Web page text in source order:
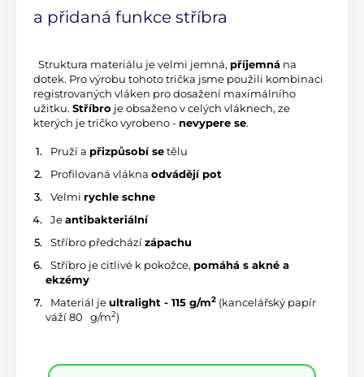
a přidaná funkce stříbra
Struktura materiálu je velmi jemná, příjemná na
dotek. Pro výrobu tohoto trička jsme použili kombinaci
registrovaných vláken pro dosažení maximálního
užitku. Stříbro je obsaženo v celých vláknech, ze
kterých je tričko vyrobeno - nevypere se.
Pruží a přizpůsobí se tělu
Profilovaná vlákna odvádějí pot
Velmi rychle schne
Je antibakteriální
Stříbro předchází zápachu
Stříbro je citlivé k pokožce, pomáhá s akné a
ekzémy
Materiál je ultralight - 115 g/m2 (kancelářský papír
váží 80
g/m2)